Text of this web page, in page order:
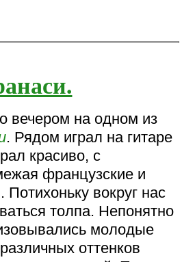
вечером на одном из
. Рядом играл на гитаре
красиво, с
французские и
Потихоньку вокруг нас
толпа. Непонятно
молодые
оттенков